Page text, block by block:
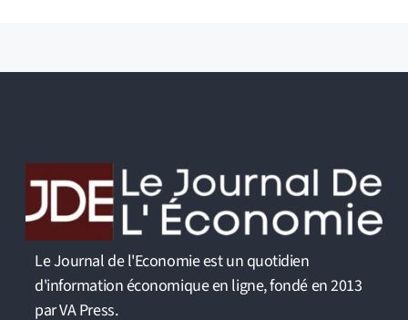
Le Journal de l'Economie est un quotidien
d'information économique en ligne, fondé en 2013
par VA Press.